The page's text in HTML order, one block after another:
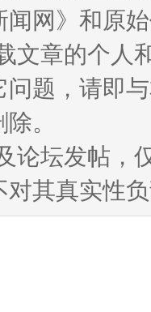
闻网》和原
文章的个人
题，请即
。
论坛发帖，
其真实性